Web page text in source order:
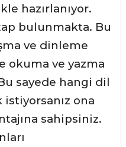
hazırlanıyor.
bulunmakta. Bu
ve dinleme
okuma ve yazma
sayede hangi dil
ona
sahipsiniz.